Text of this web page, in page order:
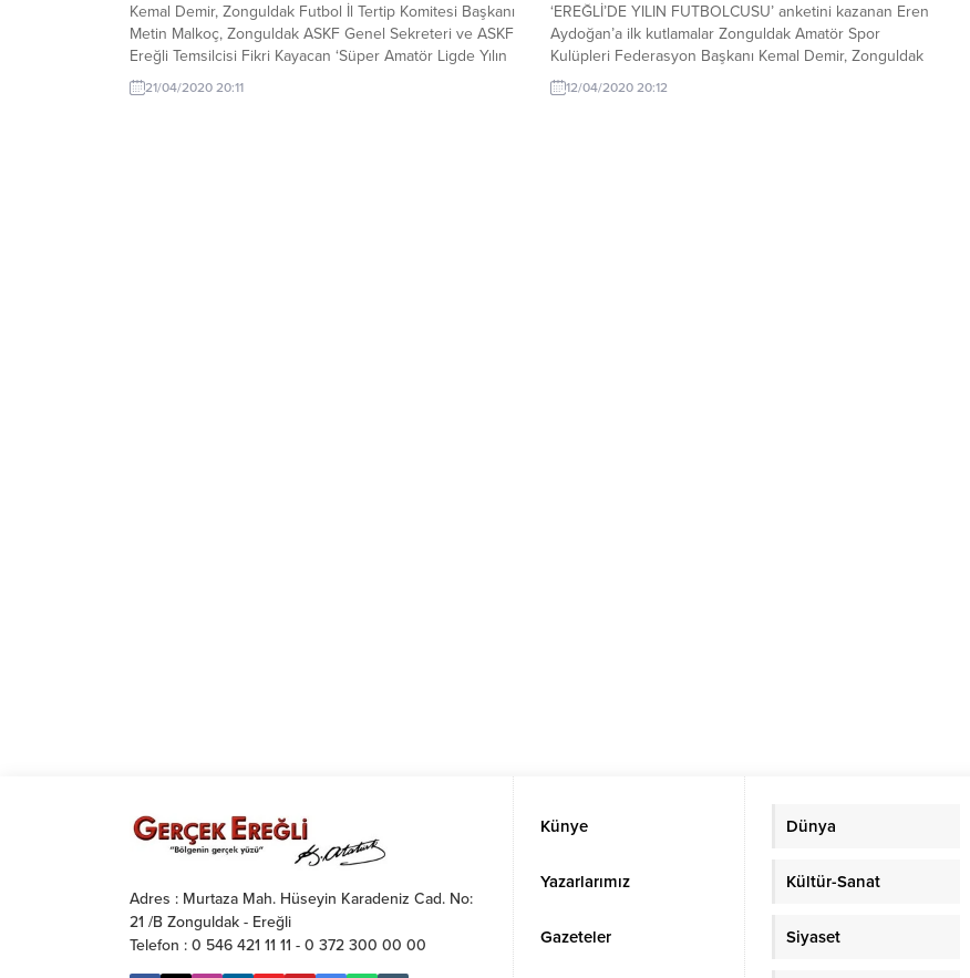
Kemal Demir, Zonguldak Futbol İl Tertip Komitesi Başkanı
Metin Malkoç, Zonguldak ASKF Genel Sekreteri ve ASKF
Ereğli Temsilcisi Fikri Kayacan ‘Süper Amatör Ligde Yılın
Futbolcusu’ olan Özgür Çelik’i kutladılar. Zonguldak
ASKF Başkanı Kemal Demir ‘Süper Amatör Ligde Yılın
21/04/2020 20:11
‘EREĞLİ’DE YILIN FUTBOLCUSU’ anketini kazanan Eren
Aydoğan’a ilk kutlamalar Zonguldak Amatör Spor
Kulüpleri Federasyon Başkanı Kemal Demir, Zonguldak
Futbol İl Tertip Komitesi Başkanı Metin Malkoç ve
Zonguldak Amatör Spor Kulüpleri Federasyonu Genel
12/04/2020 20:12
Adres : Murtaza Mah. Hüseyin Karadeniz Cad. No:
21 /B Zonguldak - Ereğli
Telefon : 0 546 421 11 11 - 0 372 300 00 00
Künye
Yazarlarımız
Gazeteler
Dünya
Kültür-Sanat
Siyaset